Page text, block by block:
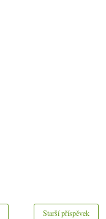
Starší příspěvek